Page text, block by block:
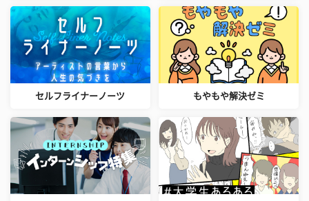
セルフライナーノーツ もやもや解決ゼミ